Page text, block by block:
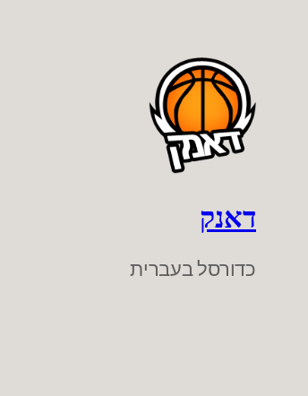
דאנק
כדורסל בעברית